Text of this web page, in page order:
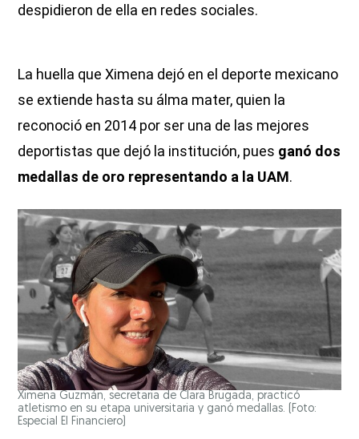
despidieron de ella en redes sociales.
La huella que Ximena dejó en el deporte mexicano
se extiende hasta su álma mater, quien la
reconoció en 2014 por ser una de las mejores
deportistas que dejó la institución, pues ganó dos
medallas de oro representando a la UAM.
Ximena Guzmán, secretaria de Clara Brugada, practicó
atletismo en su etapa universitaria y ganó medallas. (Foto:
Especial El Financiero)